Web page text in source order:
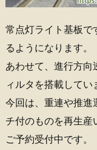
常点灯ライト基板で
るようになります。
あわせて、進行方向
ィルタを搭載してい
今回は、重連や推進
チ付のものを再生産
ご予約受付中です。